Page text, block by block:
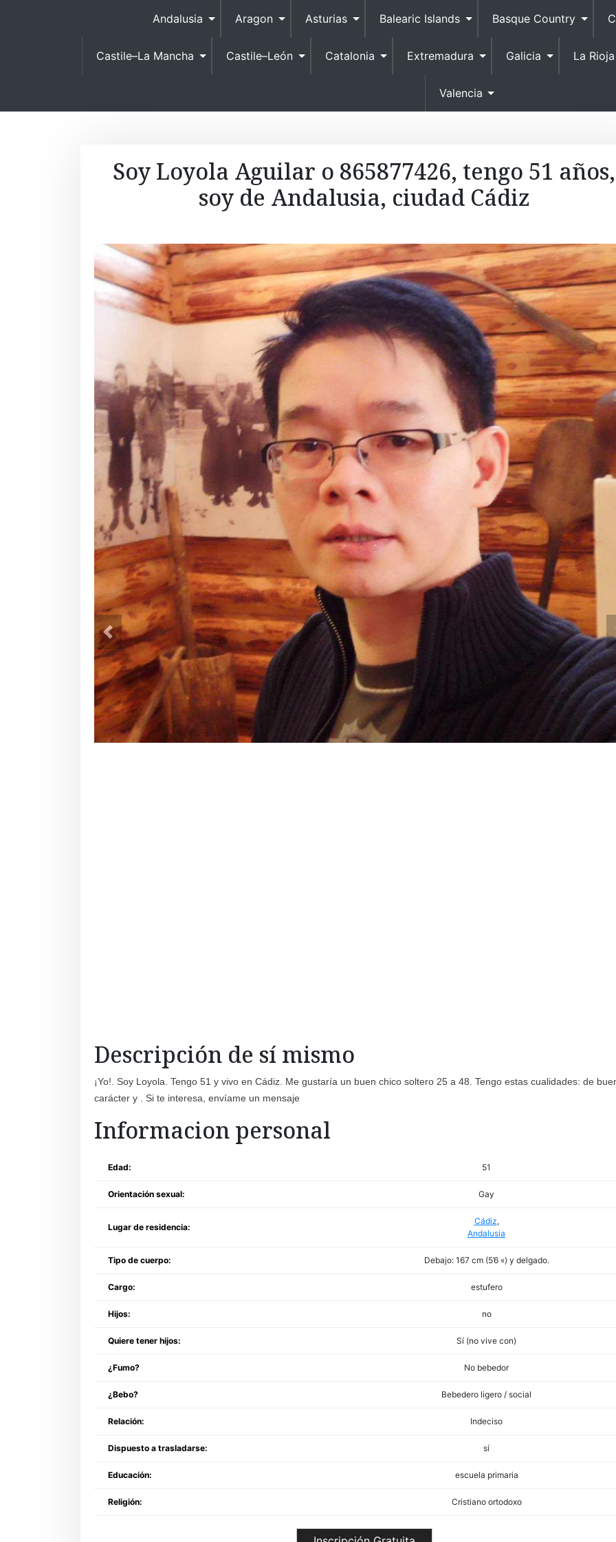
p
o
e
n
t
Andalusia Aragon Asturias Balearic Islands Basque Country
Castile–La Mancha Castile–León Catalonia Extremadura Galicia La Rioja
Valencia
Soy Loyola Aguilar o 865877426, tengo 51 años,
soy de Andalusia, ciudad Cádiz
Descripción de sí mismo
¡Yo!. Soy Loyola. Tengo 51 y vivo en Cádiz. Me gustaría un buen chico soltero 25 a 48. Tengo estas cualidades: de
carácter y . Si te interesa, envíame un mensaje
Informacion personal
Edad: 51
Orientación sexual: Gay
Lugar de residencia:
Cádiz,
Andalusia
Tipo de cuerpo: Debajo: 167 cm (5’6 «) y delgado.
Cargo: estufero
Hijos: no
Quiere tener hijos: Sí (no vive con)
¿Fumo? No bebedor
¿Bebo? Bebedero ligero / social
Relación: Indeciso
Dispuesto a trasladarse: sí
Educación: escuela primaria
Religión: Cristiano ortodoxo